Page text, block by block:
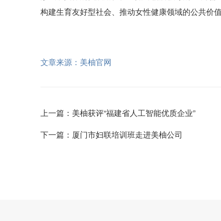
构建生育友好型社会、推动女性健康领域的公共价
文章来源：美柚官网
上一篇：美柚获评“福建省人工智能优质企业”
下一篇：厦门市妇联培训班走进美柚公司